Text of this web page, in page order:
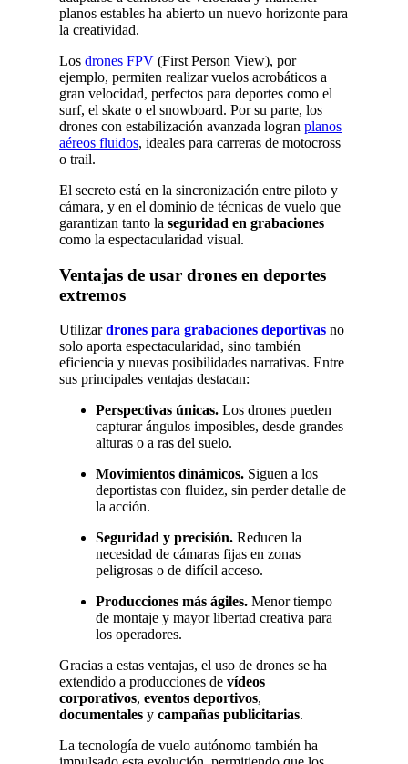
planos estables ha abierto un nuevo horizonte para
la creatividad.
Losdrones FPV (First Person View), por
ejemplo, permiten realizar vuelos acrobáticos a
gran velocidad, perfectos para deportes como el
surf, el skate o el snowboard. Por su parte, los
drones con estabilización avanzada logranplanos
aéreos fluidos, ideales para carreras de motocross
o trail.
El secreto está en la sincronización entre piloto y
cámara, y en el dominio de técnicas de vuelo que
garantizan tanto laseguridad en grabaciones
como la espectacularidad visual.
Ventajas de usar drones en deportes
extremos
Utilizardrones para grabaciones deportivas no
solo aporta espectacularidad, sino también
eficiencia y nuevas posibilidades narrativas. Entre
sus principales ventajas destacan:
Perspectivas únicas. Los drones pueden
capturar ángulos imposibles, desde grandes
alturas o a ras del suelo.
Movimientos dinámicos. Siguen a los
deportistas con fluidez, sin perder detalle de
la acción.
Seguridad y precisión. Reducen la
necesidad de cámaras fijas en zonas
peligrosas o de difícil acceso.
Producciones más ágiles. Menor tiempo
de montaje y mayor libertad creativa para
los operadores.
Gracias a estas ventajas, el uso de drones se ha
extendido a producciones devídeos
corporativos,eventos deportivos,
documentales ycampañas publicitarias.
La tecnología de vuelo autónomo también ha